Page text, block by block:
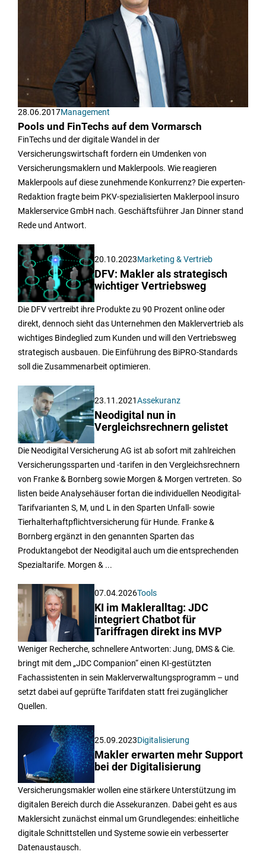
28.06.2017Management
Pools und FinTechs auf dem Vormarsch
FinTechs und der digitale Wandel in der
Versicherungswirtschaft fordern ein Umdenken von
Versicherungsmaklern und Maklerpools. Wie reagieren
Maklerpools auf diese zunehmende Konkurrenz? Die experten-
Redaktion fragte beim PKV-spezialisierten Maklerpool insuro
Maklerservice GmbH nach. Geschäftsführer Jan Dinner stand
Rede und Antwort.
20.10.2023Marketing & Vertrieb
DFV: Makler als strategisch
wichtiger Vertriebsweg
Die DFV vertreibt ihre Produkte zu 90 Prozent online oder
direkt, dennoch sieht das Unternehmen den Maklervertrieb als
wichtiges Bindeglied zum Kunden und will den Vertriebsweg
strategisch ausbauen. Die Einführung des BiPRO-Standards
soll die Zusammenarbeit optimieren.
23.11.2021Assekuranz
Neodigital nun in
Vergleichsrechnern gelistet
Die Neodigital Versicherung AG ist ab sofort mit zahlreichen
Versicherungssparten und -tarifen in den Vergleichsrechnern
von Franke & Bornberg sowie Morgen & Morgen vertreten. So
listen beide Analysehäuser fortan die individuellen Neodigital-
Tarifvarianten S, M, und L in den Sparten Unfall- sowie
Tierhalterhaftpflichtversicherung für Hunde. Franke &
Bornberg ergänzt in den genannten Sparten das
Produktangebot der Neodigital auch um die entsprechenden
Spezialtarife. Morgen & ...
07.04.2026Tools
KI im Makleralltag: JDC
integriert Chatbot für
Tariffragen direkt ins MVP
Weniger Recherche, schnellere Antworten: Jung, DMS & Cie.
bringt mit dem „JDC Companion“ einen KI-gestützten
Fachassistenten in sein Maklerverwaltungsprogramm – und
setzt dabei auf geprüfte Tarifdaten statt frei zugänglicher
Quellen.
25.09.2023Digitalisierung
Makler erwarten mehr Support
bei der Digitalisierung
Versicherungsmakler wollen eine stärkere Unterstützung im
digitalen Bereich durch die Assekuranzen. Dabei geht es aus
Maklersicht zunächst einmal um Grundlegendes: einheitliche
digitale Schnittstellen und Systeme sowie ein verbesserter
Datenaustausch.